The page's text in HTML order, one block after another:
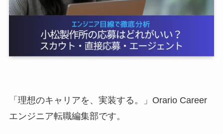
「理想のキャリアを、実装する。」Orario Career
エンジニア転職編集部です。